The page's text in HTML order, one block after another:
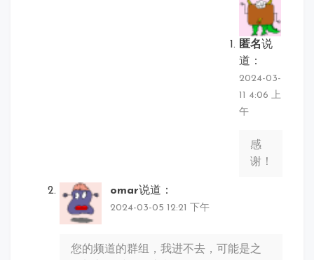
匿名说
道：
2024-03-
11 4:06 上
午
感
谢！
omar说道：
2024-03-05 12:21 下午
您的频道的群组，我进不去，可能是之